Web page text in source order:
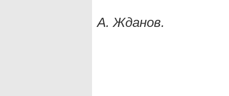
А. Жданов.